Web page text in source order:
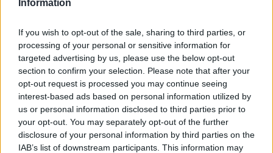
Information
If you wish to opt-out of the sale, sharing to third parties, or
processing of your personal or sensitive information for
targeted advertising by us, please use the below opt-out
section to confirm your selection. Please note that after your
opt-out request is processed you may continue seeing
interest-based ads based on personal information utilized by
us or personal information disclosed to third parties prior to
your opt-out. You may separately opt-out of the further
disclosure of your personal information by third parties on the
IAB’s list of downstream participants. This information may
Predávajúci potvrdí prijatie reklamácie a vydá kupujúcemu
potvrdenie o uplatnení reklamácie tovaru vo vhodnej forme.
Za deň uplatnenia reklamácie sa považuje deň jej doručenia
predávajúcemu, najneskôr však momentom, kedy predávajúci
znemožní alebo zabráni prevzatiu predmetu reklamácie. Ak
nie je možné potvrdenie doručiť ihneď, musí sa doručiť bez
zbytočného odkladu, najneskôr však spolu s dokladom o
vybavení reklamácie. Potvrdenie o vybavení reklamácie bude
zaslané písomne.